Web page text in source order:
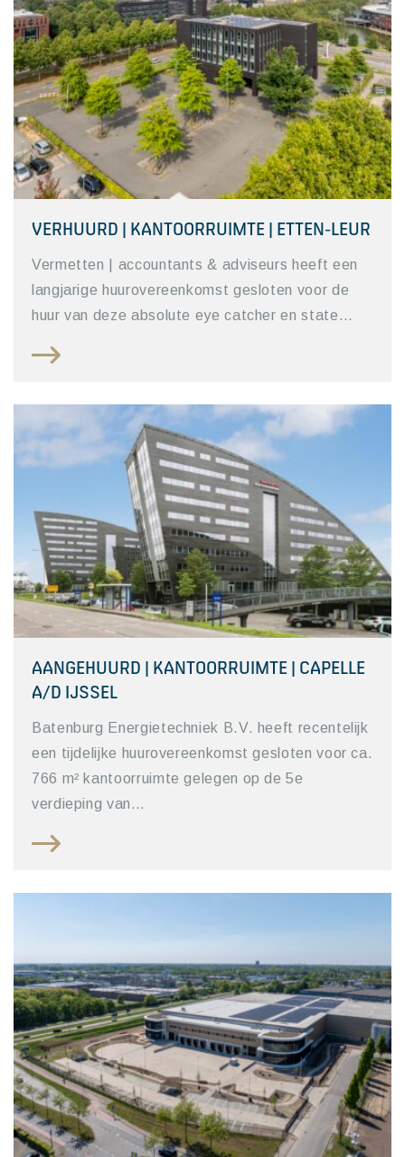
VERHUURD | KANTOORRUIMTE | ETTEN-LEUR
Vermetten | accountants & adviseurs heeft een
langjarige huurovereenkomst gesloten voor de
huur van deze absolute eye catcher en state…
AANGEHUURD | KANTOORRUIMTE | CAPELLE
A/D IJSSEL
Batenburg Energietechniek B.V. heeft recentelijk
een tijdelijke huurovereenkomst gesloten voor ca.
766 m² kantoorruimte gelegen op de 5e
verdieping van…